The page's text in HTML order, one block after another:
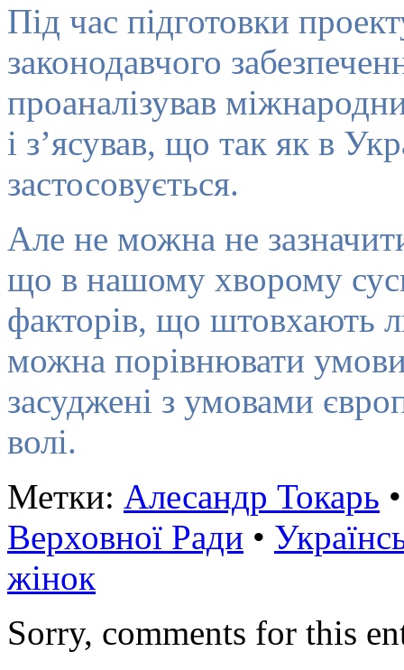
Під час підготовки
законодавчого
проаналізував
і з’ясував, що так як в
застосовується.
Але не можна не
що в нашому хворому
факторів, що штовхають
можна порівнювати
засуджені з умовами
волі.
Метки: Алесандр Токарь
Верховної Ради •
жінок
Sorry, comments for this